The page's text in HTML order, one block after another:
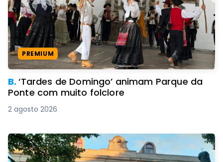
PREMIUM
B.‘Tardes de Domingo’ animam Parque da
Ponte com muito folclore
2 agosto 2026